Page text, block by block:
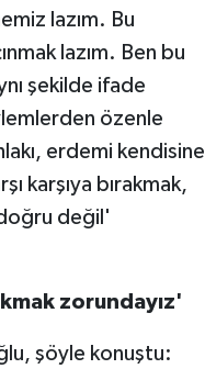
lazım. Bu
lazım. Ben bu
şekilde ifade
özenle
erdemi kendisine
karşıya bırakmak,
doğru değil'
zorundayız'
şöyle konuştu: